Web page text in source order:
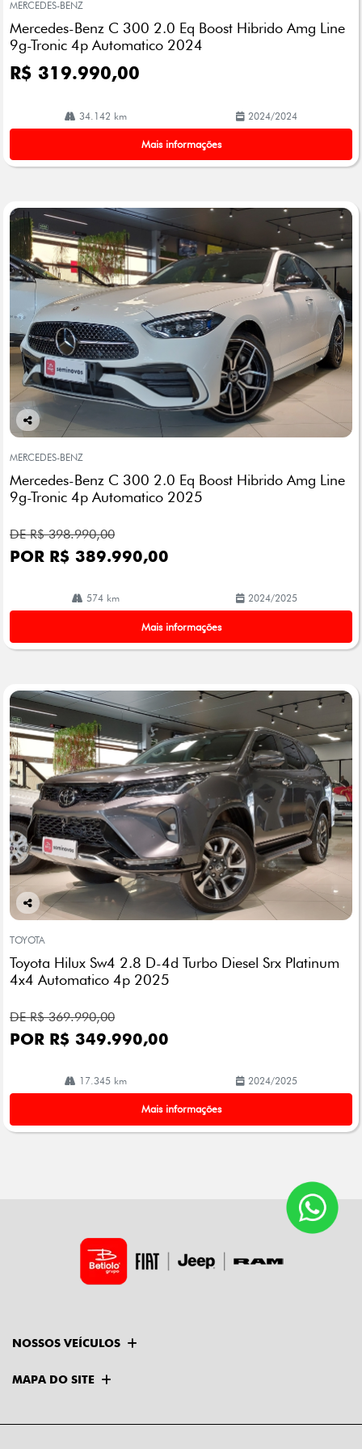
arti
lhe
MERCEDES-BENZ
Mercedes-Benz C 300 2.0 Eq Boost Hibrido Amg Line
9g-Tronic 4p Automatico 2024
R$ 319.990,00
34.142 km 2024/2024
Mais informações
Co
arti
lhe
MERCEDES-BENZ
Mercedes-Benz C 300 2.0 Eq Boost Hibrido Amg Line
9g-Tronic 4p Automatico 2025
DE R$ 398.990,00
POR R$ 389.990,00
574 km 2024/2025
Mais informações
Co
arti
lhe
TOYOTA
Toyota Hilux Sw4 2.8 D-4d Turbo Diesel Srx Platinum
4x4 Automatico 4p 2025
DE R$ 369.990,00
POR R$ 349.990,00
17.345 km 2024/2025
Mais informações
NOSSOS VEÍCULOS
MAPA DO SITE